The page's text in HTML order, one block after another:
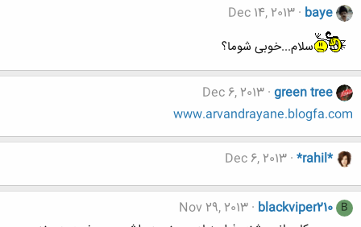
baye
Dec 14, 2013
سلام...خوبی شوما؟
green tree
Dec 6, 2013
www.arvandrayane.blogfa.com
*rahil*
Dec 6, 2013
B
blackviper210
Nov 29, 2013